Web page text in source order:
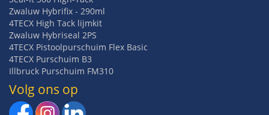
Zwaluw Hybrifix - 290ml
4TECX High Tack lijmkit
Zwaluw Hybriseal 2PS
4TECX Pistoolpurschuim Flex Basic
4TECX Purschuim B3
Illbruck Purschuim FM310
Volg ons op